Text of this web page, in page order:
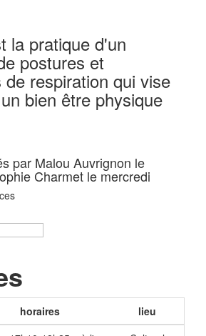
la pratique d'un
postures et
de respiration qui vise
bien être physique
par Malou Auvrignon le
Charmet le mercredi
horaires
lieu